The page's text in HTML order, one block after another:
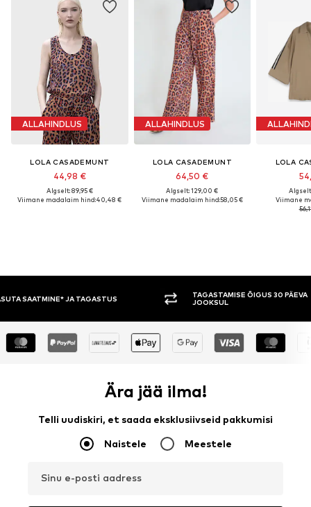
ALLAHINDLUS
LOLA CASADEMUNT
44,98 €
Algselt: 89,95 €
Viimane madalaim hind:40,48 €
ALLAHINDLUS
LOLA CASADEMUNT
64,50 €
Algselt: 129,00 €
Viimane madalaim hind:58,05 €
LOLA
Viimane
TAGASTAMISE ÕIGUS 30 PÄEVA
JOOKSUL
TASUMINE
Ära jää ilma!
Telli uudiskiri, et saada eksklusiivseid pakkumisi
Naistele Meestele
Sinu e-posti aadress